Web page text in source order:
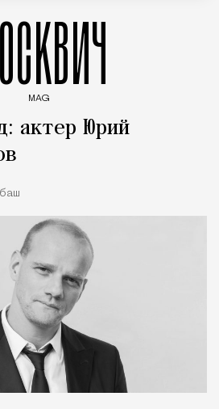
MAG
актер Юрий